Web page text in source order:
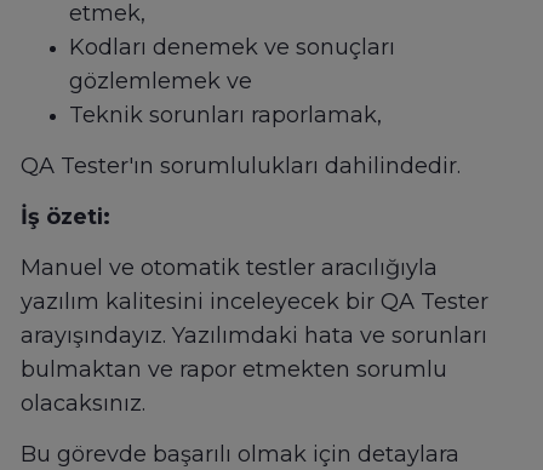
etmek,
Kodları denemek ve sonuçları
gözlemlemek ve
Teknik sorunları raporlamak,
QA Tester'ın sorumlulukları dahilindedir.
İş özeti:
Manuel ve otomatik testler aracılığıyla
yazılım kalitesini inceleyecek bir QA Tester
arayışındayız. Yazılımdaki hata ve sorunları
bulmaktan ve rapor etmekten sorumlu
olacaksınız.
Bu görevde başarılı olmak için detaylara